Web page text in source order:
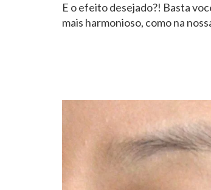
E o efeito desejado?! Basta
mais harmonioso, como na